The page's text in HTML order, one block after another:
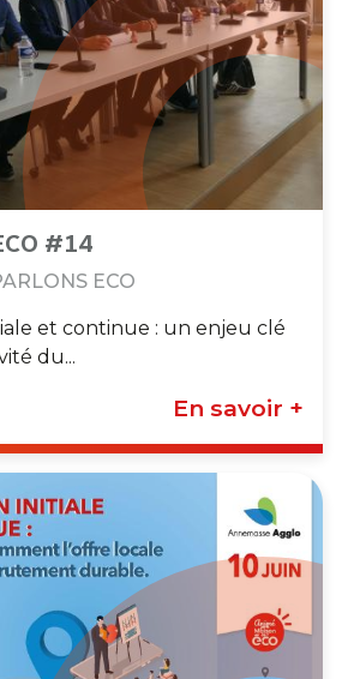
#14
ECO
et continue : un enjeu clé
du...
En savoir +